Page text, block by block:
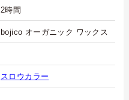
2時間
bojico オーガニック ワックス
スロウカラー